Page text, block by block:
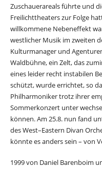
Zuschauerareals führte und
Freilichttheaters zur Folge
willkommene Nebeneffekt
westlicher Musik im zweiten
Kulturmanager und
Waldbühne, ein Zelt, das
eines leider recht instabilen
schützt, wurde errichtet, so
Philharmoniker trotz ihrer
Sommerkonzert unter
können. Am 25.8. nun fand
des West–Eastern Divan
könnte es anders sein – von
1999 von Daniel Barenboim